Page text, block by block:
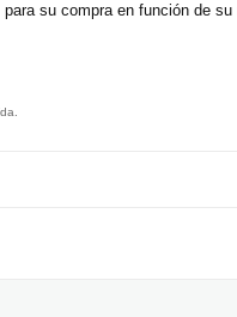
su compra en función de su